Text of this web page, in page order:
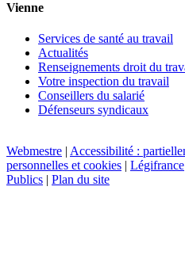
Vienne
Services de santé au travail
Actualités
Renseignements droit du
Votre inspection du travail
Conseillers du salarié
Défenseurs syndicaux
Webmestre | Accessibilité :
personnelles et cookies | Légifrance
Publics | Plan du site